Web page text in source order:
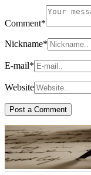
Comment*
Nickname*
E-mail*
Website